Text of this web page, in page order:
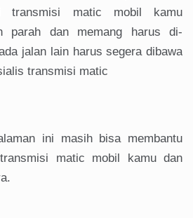
transmisi matic mobil kamu
parah dan memang harus di-
jalan lain harus segera dibawa
transmisi matic
ini masih bisa membantu
matic mobil kamu dan